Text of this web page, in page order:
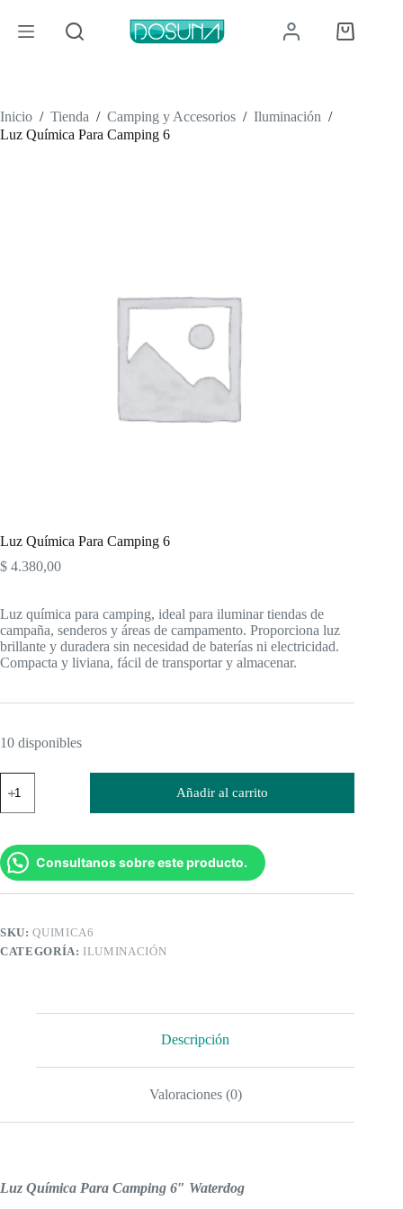
contenido
Carro
de
Inicio / Tienda / Camping y Accesorios / Iluminación /
Luz Química Para Camping 6
Luz Química Para Camping 6
$ 4.380,00
Luz química para camping, ideal para iluminar tiendas de
campaña, senderos y áreas de campamento. Proporciona luz
brillante y duradera sin necesidad de baterías ni electricidad.
Compacta y liviana, fácil de transportar y almacenar.
10 disponibles
Química
Para
cantidad
Añadir al carrito
Consultanos sobre este producto.
SKU:QUIMICA6
CATEGORÍA: ILUMINACIÓN
Descripción
Valoraciones (0)
Luz Química Para Camping 6″ Waterdog